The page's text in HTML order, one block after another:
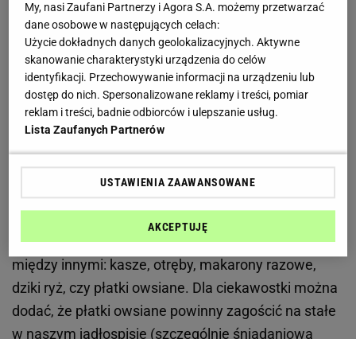
samopoczucie. To oczywiście nie wszystko. Prawie
każdy wie, że ćwiczyć powinien, często jednak brak
nam determinacji, bo zawsze znajdzie się coś
ważniejszego. Sport stanowi swego rodzaju hobby.
Nie znam osoby, która rozpoczynając dłuższą
przygodę z konkretną dyscypliną, po jakimś czasie
nie zaczęłaby jej traktować jako jednej z
elementarnych części swego życia.
Produkty zbożowe, pełnoziarniste Wbrew pozorom
nie jest to tylko pieczywo. W grupie tej znajdziecie
między innymi: kasze, otręby, makarony razowe,
dziki ryż, czy płatki owsiane. Dla ciekawostki można
dodać, że płatki owsiane powinny zagościć na stałe
w naszym jadłospisie (szczególnie śniadaniową
My, nasi Zaufani Partnerzy i Agora S.A. możemy przetwarzać
dane osobowe w następujących celach:
Użycie dokładnych danych geolokalizacyjnych. Aktywne
skanowanie charakterystyki urządzenia do celów
identyfikacji. Przechowywanie informacji na urządzeniu lub
dostęp do nich. Spersonalizowane reklamy i treści, pomiar
reklam i treści, badnie odbiorców i ulepszanie usług.
Lista Zaufanych Partnerów
USTAWIENIA ZAAWANSOWANE
AKCEPTUJĘ